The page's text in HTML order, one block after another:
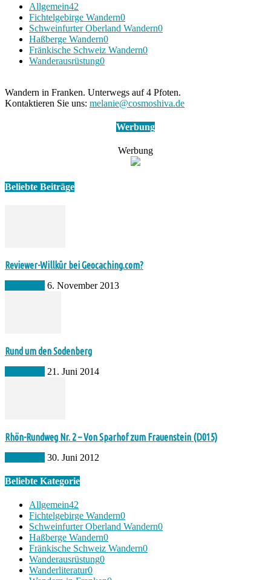
Allgemein42
Fichtelgebirge Wandern0
Schweinfurter Oberland Wandern0
Haßberge Wandern0
Fränkische Schweiz Wandern0
Wanderausrüstung0
Wandern in Franken. Unterwegs auf 4 Pfoten.
Kontaktieren Sie uns: melanie@cosmoshiva.de
Werbung
Werbung
Beliebte Beiträge
Reviewer-Willkür bei Geocaching.com?
6. November 2013
Rund um den Sodenberg
21. Juni 2014
Rhön-Rundweg Nr. 2 – Von Sparhof zum Frauenstein (D015)
30. Juni 2012
Beliebte Kategorie
Allgemein42
Fichtelgebirge Wandern0
Schweinfurter Oberland Wandern0
Haßberge Wandern0
Fränkische Schweiz Wandern0
Wanderausrüstung0
Wanderliteratur0